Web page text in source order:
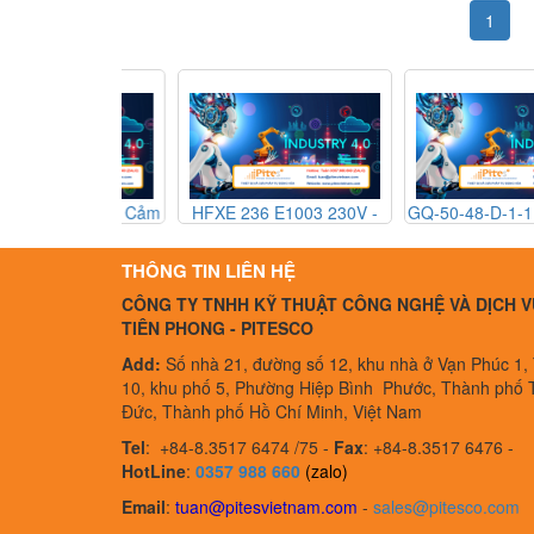
1
HFXE 236 E1003 230V -
HFXE 236 E1003 230V -
Barel Vietnam
GQ-50-48-D-1-1
THÔNG TIN LIÊN HỆ
CÔNG TY TNHH KỸ THUẬT CÔNG NGHỆ VÀ DỊCH
TIÊN PHONG - PITESCO
Add: Số nhà 21, đường số 12, khu nhà ở Vạn Phúc 1,
10, khu phố 5, Phường Hiệp Bình Phước, Thành phố
Đức, Thành phố Hồ Chí Minh, Việt Nam
Tel: +84-8.3517 6474 /75 - Fax: +84-8.3517 6476 -
HotLine: 0357 988 660 (zalo)
Email: tuan@pitesvietnam.com - sales@pitesco.com